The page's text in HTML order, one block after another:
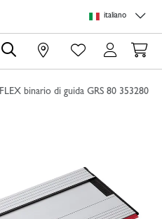
italiano
0
FLEX binario di guida GRS 80 353280